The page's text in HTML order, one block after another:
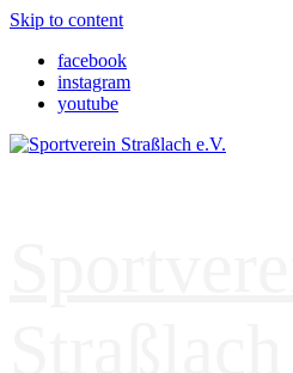
Skip to content
facebook
instagram
youtube